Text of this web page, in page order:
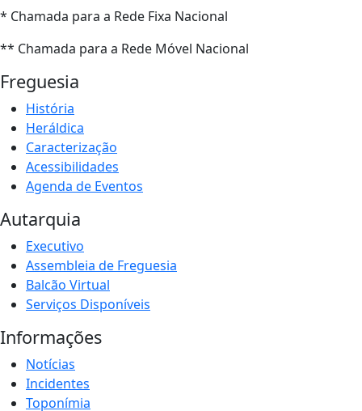
* Chamada para a Rede Fixa Nacional
** Chamada para a Rede Móvel Nacional
Freguesia
História
Heráldica
Caracterização
Acessibilidades
Agenda de Eventos
Autarquia
Executivo
Assembleia de Freguesia
Balcão Virtual
Serviços Disponíveis
Informações
Notícias
Incidentes
Toponímia